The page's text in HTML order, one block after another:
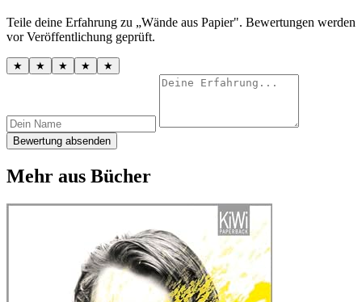
Teile deine Erfahrung zu „Wände aus Papier". Bewertungen werden
vor Veröffentlichung geprüft.
★ ★ ★ ★ ★
Bewertung absenden
Mehr aus Bücher